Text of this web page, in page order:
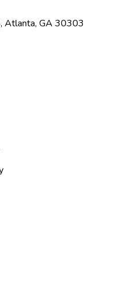
Atlanta, GA 30303